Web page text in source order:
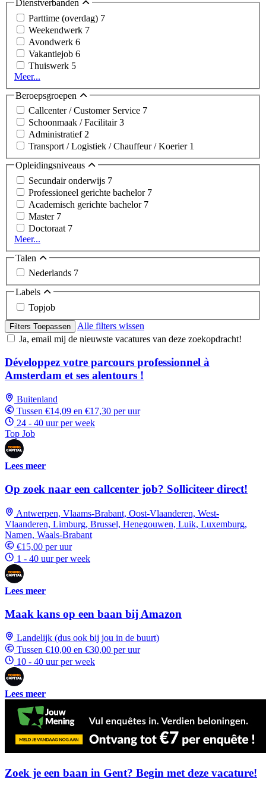
Dienstverbanden
Parttime (overdag) 7
Weekendwerk 7
Avondwerk 6
Vakantiejob 6
Thuiswerk 5
Meer...
Beroepsgroepen
Callcenter / Customer Service 7
Schoonmaak / Facilitair3
Administratief 2
Transport / Logistiek / Chauffeur / Koerier 1
Opleidingsniveaus
Secundair onderwijs 7
Professioneel gerichte bachelor 7
Academisch gerichte bachelor 7
Master 7
Doctoraat 7
Meer...
Talen
Nederlands 7
Labels
Topjob
Filters Toepassen
Alle filters wissen
Ja, email mij de nieuwste vacatures van deze zoekopdracht!
Développez votre parcours professionnel à
Amsterdam et ses alentours !
Buitenland
Tussen €14,09 en €17,30 per uur
24 - 40 uur per week
Top Job
Lees meer
Op zoek naar een callcenter job? Solliciteer direct!
Antwerpen, Vlaams-Brabant, Oost-Vlaanderen, West-
Vlaanderen, Limburg, Brussel, Henegouwen, Luik, Luxemburg,
Namen, Waals-Brabant
€15,00 per uur
1 - 40 uur per week
Lees meer
Maak kans op een baan bij Amazon
Landelijk (dus ook bij jou in de buurt)
Tussen €10,00 en €30,00 per uur
10 - 40 uur per week
Lees meer
Zoek je een baan in Gent? Begin met deze vacature!